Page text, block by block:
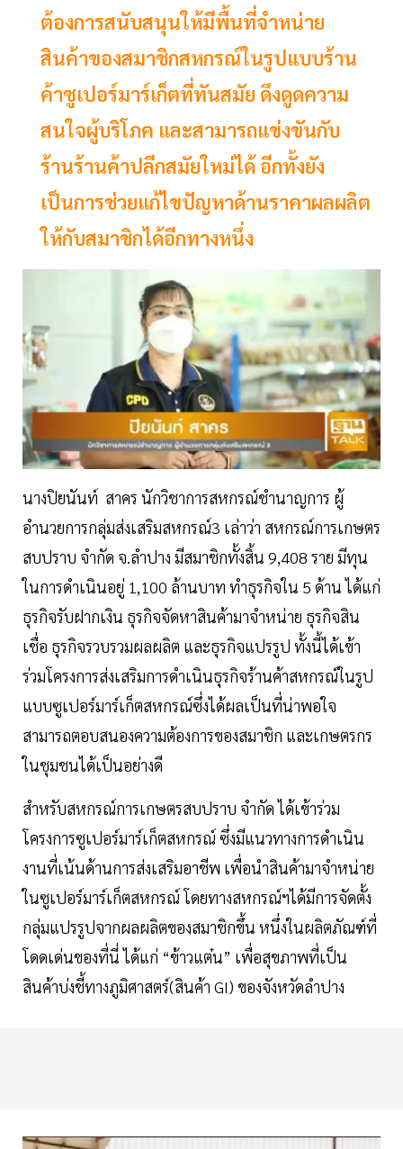
ต้องการสนับสนุนให้มีพื้นที่จำหน่าย
สินค้าของสมาชิกสหกรณ์ในรูปแบบร้าน
ค้าซูเปอร์มาร์เก็ตที่ทันสมัย ดึงดูดความ
สนใจผู้บริโภค และสามารถแข่งขันกับ
ร้านร้านค้าปลีกสมัยใหม่ได้ อีกทั้งยัง
เป็นการช่วยแก้ไขปัญหาด้านราคาผลผลิต
ให้กับสมาชิกได้อีกทางหนึ่ง
นางปิยนันท์ สาคร นักวิชาการสหกรณ์ชำนาญการ ผู้
อำนวยการกลุ่มส่งเสริมสหกรณ์3 เล่าว่า สหกรณ์การเกษตร
สบปราบ จำกัด จ.ลำปาง มีสมาชิกทั้งสิ้น 9,408 ราย มีทุน
ในการดำเนินอยู่ 1,100 ล้านบาท ทำธุรกิจใน 5 ด้าน ได้แก่
ธุรกิจรับฝากเงิน ธุรกิจจัดหาสินค้ามาจำหน่าย ธุรกิจสิน
เชื่อ ธุรกิจรวบรวมผลผลิต และธุรกิจแปรรูป ทั้งนี้ได้เข้า
ร่วมโครงการส่งเสริมการดำเนินธุรกิจร้านค้าสหกรณ์ในรูป
แบบซูเปอร์มาร์เก็ตสหกรณ์ซึ่งได้ผลเป็นที่น่าพอใจ
สามารถตอบสนองความต้องการของสมาชิก และเกษตรกร
ในชุมชนได้เป็นอย่างดี
สำหรับสหกรณ์การเกษตรสบปราบ จำกัด ได้เข้าร่วม
โครงการซูเปอร์มาร์เก็ตสหกรณ์ ซึ่งมีแนวทางการดำเนิน
งานที่เน้นด้านการส่งเสริมอาชีพ เพื่อนำสินค้ามาจำหน่าย
ในซูเปอร์มาร์เก็ตสหกรณ์ โดยทางสหกรณ์ฯได้มีการจัดตั้ง
กลุ่มแปรรูปจากผลผลิตของสมาชิกขึ้น หนึ่งในผลิตภัณฑ์ที่
โดดเด่นของที่นี่ ได้แก่ “ข้าวแต๋น” เพื่อสุขภาพที่เป็น
สินค้าบ่งชี้ทางภูมิศาสตร์(สินค้า GI) ของจังหวัดลำปาง